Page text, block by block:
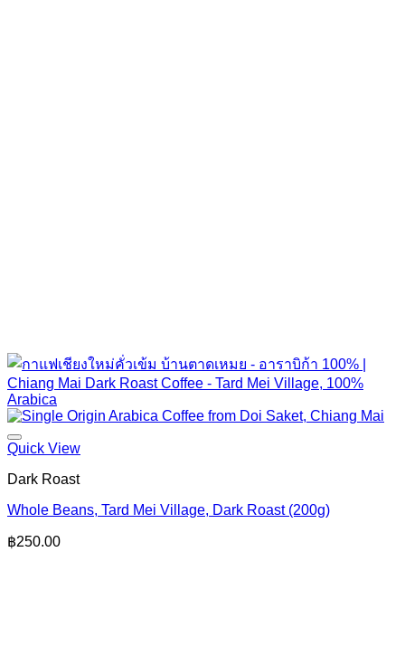
Quick View
Dark Roast
Whole Beans, Tard Mei Village, Dark Roast (200g)
฿250.00